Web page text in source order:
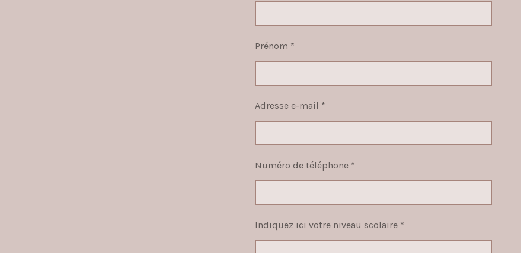
Prénom *
Adresse e-mail *
Numéro de téléphone *
Indiquez ici votre niveau scolaire *